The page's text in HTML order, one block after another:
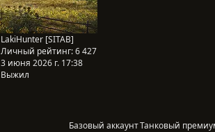
LakiHunter [SITAB]
Личный рейтинг:6 427
3 июня 2026 г. 17:38
Выжил
Базовый аккаунтТанковый